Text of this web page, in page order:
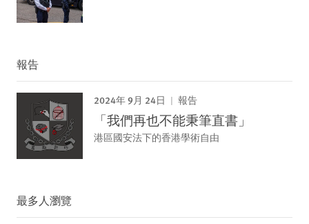
報告
2024年 9月 24日 報告
「我們再也不能秉筆直書」
港區國安法下的香港學術自由
最多人瀏覽